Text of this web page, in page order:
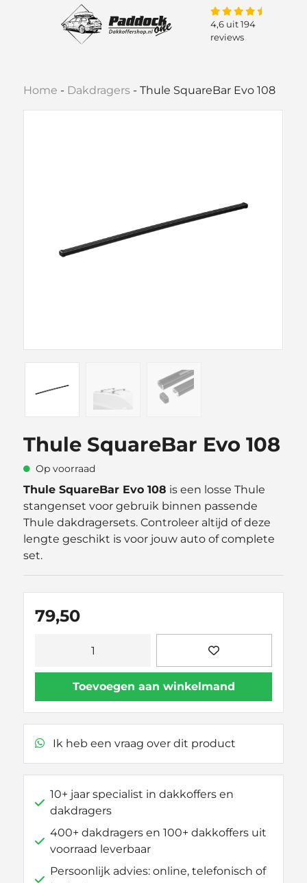
4,6 uit 194
reviews
Home - Dakdragers -Thule SquareBar Evo 108
Thule SquareBar Evo 108
Op voorraad
Thule SquareBar Evo 108 is een losse Thule
stangenset voor gebruik binnen passende
Thule dakdragersets. Controleer altijd of deze
lengte geschikt is voor jouw auto of complete
set.
79,50
Evo
Toevoegen aan winkelmand
Ik heb een vraag over dit product
10+ jaar specialist in dakkoffers en
dakdragers
400+ dakdragers en 100+ dakkoffers uit
voorraad leverbaar
Persoonlijk advies: online, telefonisch of